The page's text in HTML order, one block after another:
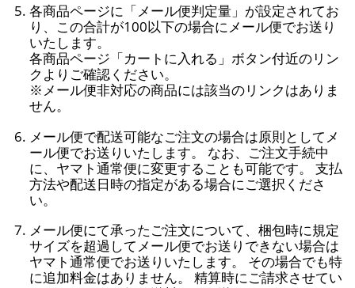
各商品ページに「メール便判定量」が設定されてお
り、この合計が100以下の場合にメール便でお送り
いたします。
各商品ページ「カートに入れる」ボタン付近のリン
クよりご確認ください。
※メール便非対応の商品には該当のリンクはありま
せん。
メール便で配送可能なご注文の場合は原則としてメ
ール便でお送りいたします。 なお、ご注文手続中
に、ヤマト通常便に変更することも可能です。 支払
方法や配送日時の指定がある場合にご選択くださ
い。
メール便にて承ったご注文について、梱包時に規定
サイズを超過してメール便でお送りできない場合は
ヤマト通常便でお送りいたします。 その場合でも特
に追加料金はありません。 精算時にご請求させてい